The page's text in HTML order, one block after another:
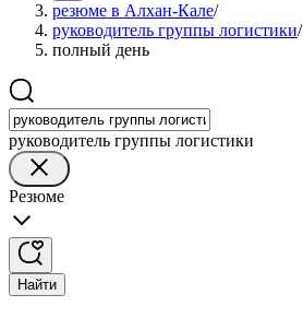
резюме в Алхан-Кале/
руководитель группы логистики/
полный день
руководитель группы логистики
Резюме
Найти